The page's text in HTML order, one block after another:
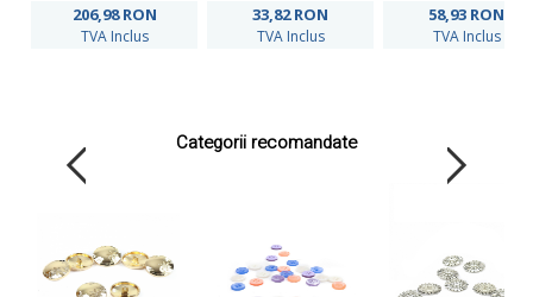
206,98RON
TVA Inclus
33,82RON
TVA Inclus
58,93 RON
TVA Inclus
Categorii recomandate